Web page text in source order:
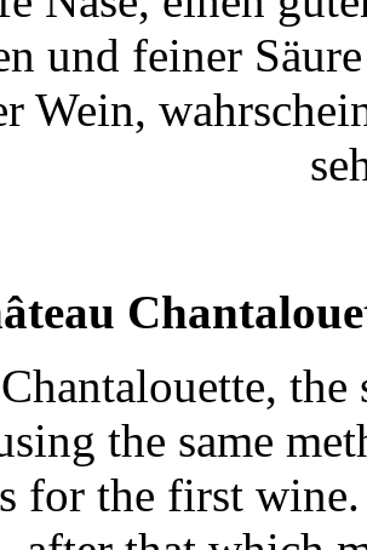
und feiner
Wein,
the same
for the first